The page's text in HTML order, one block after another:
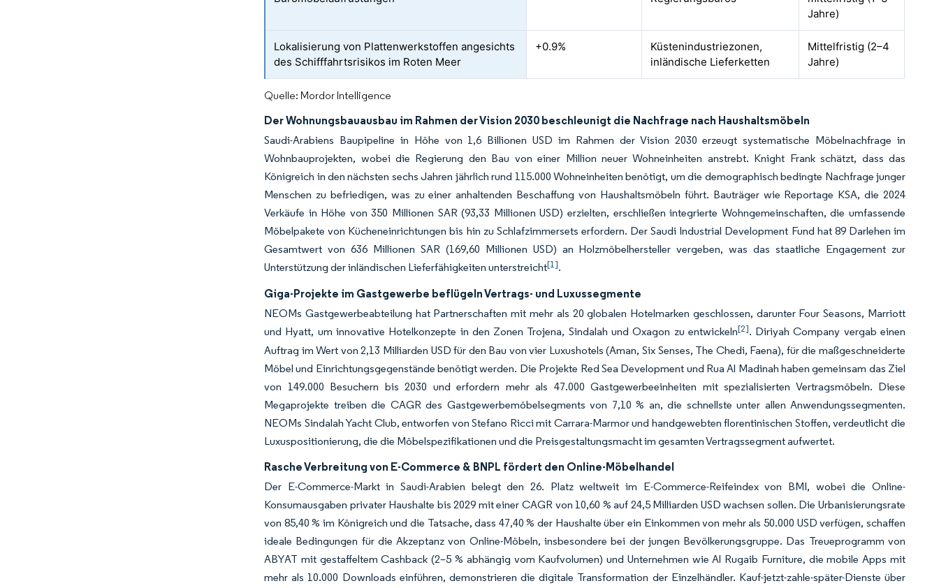
Jahre)
Lokalisierung von Plattenwerkstoffen angesichts
des Schifffahrtsrisikos im Roten Meer
+0.9%
Küstenindustriezonen,
inländische Lieferketten
Mittelfristig (2–4
Jahre)
Quelle: Mordor Intelligence
Der Wohnungsbauausbau im Rahmen der Vision 2030 beschleunigt die Nachfrage nach Haushaltsmöbeln
Saudi-Arabiens Baupipeline in Höhe von 1,6 Billionen USD im Rahmen der Vision 2030 erzeugt systematische Möbelnachfrage in
Wohnbauprojekten, wobei die Regierung den Bau von einer Million neuer Wohneinheiten anstrebt. Knight Frank schätzt, dass das
Königreich in den nächsten sechs Jahren jährlich rund 115.000 Wohneinheiten benötigt, um die demographisch bedingte Nachfrage junger
Menschen zu befriedigen, was zu einer anhaltenden Beschaffung von Haushaltsmöbeln führt. Bauträger wie Reportage KSA, die 2024
Verkäufe in Höhe von 350 Millionen SAR (93,33 Millionen USD) erzielten, erschließen integrierte Wohngemeinschaften, die umfassende
Möbelpakete von Kücheneinrichtungen bis hin zu Schlafzimmersets erfordern. Der Saudi Industrial Development Fund hat 89 Darlehen im
Gesamtwert von 636 Millionen SAR (169,60 Millionen USD) an Holzmöbelhersteller vergeben, was das staatliche Engagement zur
Unterstützung der inländischen Lieferfähigkeiten unterstreicht[1].
Giga-Projekte im Gastgewerbe beflügeln Vertrags- und Luxussegmente
NEOMs Gastgewerbeabteilung hat Partnerschaften mit mehr als 20 globalen Hotelmarken geschlossen, darunter Four Seasons, Marriott
und Hyatt, um innovative Hotelkonzepte in den Zonen Trojena, Sindalah und Oxagon zu entwickeln[2]. Diriyah Company vergab einen
Auftrag im Wert von 2,13 Milliarden USD für den Bau von vier Luxushotels (Aman, Six Senses, The Chedi, Faena), für die maßgeschneiderte
Möbel und Einrichtungsgegenstände benötigt werden. Die Projekte Red Sea Development und Rua Al Madinah haben gemeinsam das Ziel
von 149.000 Besuchern bis 2030 und erfordern mehr als 47.000 Gastgewerbeeinheiten mit spezialisierten Vertragsmöbeln. Diese
Megaprojekte treiben die CAGR des Gastgewerbemöbelsegments von 7,10 % an, die schnellste unter allen Anwendungssegmenten.
NEOMs Sindalah Yacht Club, entworfen von Stefano Ricci mit Carrara-Marmor und handgewebten florentinischen Stoffen, verdeutlicht die
Luxuspositionierung, die die Möbelspezifikationen und die Preisgestaltungsmacht im gesamten Vertragssegment aufwertet.
Rasche Verbreitung von E-Commerce & BNPL fördert den Online-Möbelhandel
Der E-Commerce-Markt in Saudi-Arabien belegt den 26. Platz weltweit im E-Commerce-Reifeindex von BMI, wobei die Online-
Konsumausgaben privater Haushalte bis 2029 mit einer CAGR von 10,60 % auf 24,5 Milliarden USD wachsen sollen. Die Urbanisierungsrate
von 85,40 % im Königreich und die Tatsache, dass 47,40 % der Haushalte über ein Einkommen von mehr als 50.000 USD verfügen, schaffen
ideale Bedingungen für die Akzeptanz von Online-Möbeln, insbesondere bei der jungen Bevölkerungsgruppe. Das Treueprogramm von
ABYAT mit gestaffeltem Cashback (2–5 % abhängig vom Kaufvolumen) und Unternehmen wie Al Rugaib Furniture, die mobile Apps mit
mehr als 10.000 Downloads einführen, demonstrieren die digitale Transformation der Einzelhändler. Kauf-jetzt-zahle-später-Dienste über